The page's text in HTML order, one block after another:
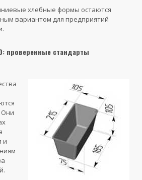
хлебные формы остаются
вариантом для предприятий
стандарты
и